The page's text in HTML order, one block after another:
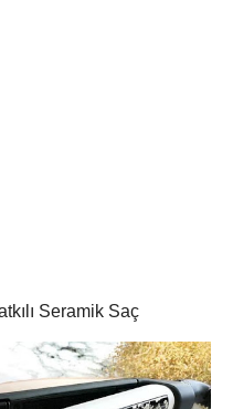
Seramik Saç